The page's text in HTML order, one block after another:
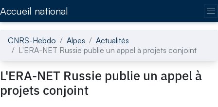
Accueil national
CNRS-Hebdo Alpes
Actualités
L'ERA-NET Russie publie un appel à projets conjoint
L'ERA-NET Russie publie un appel à
projets conjoint